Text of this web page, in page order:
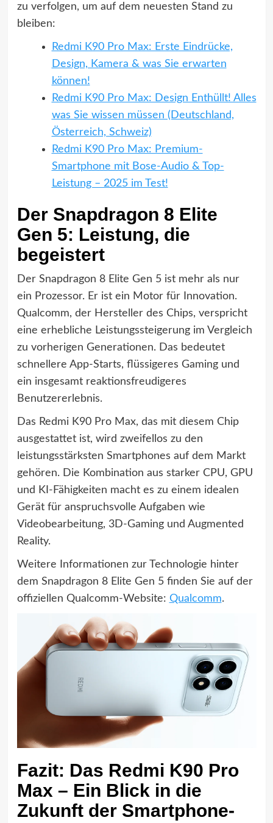
zu verfolgen, um auf dem neuesten Stand zu
bleiben:
Redmi K90 Pro Max: Erste Eindrücke,
Design, Kamera & was Sie erwarten
können!
Redmi K90 Pro Max: Design Enthüllt! Alles
was Sie wissen müssen (Deutschland,
Österreich, Schweiz)
Redmi K90 Pro Max: Premium-
Smartphone mit Bose-Audio & Top-
Leistung – 2025 im Test!
Der Snapdragon 8 Elite
Gen 5: Leistung, die
begeistert
Der Snapdragon 8 Elite Gen 5 ist mehr als nur
ein Prozessor. Er ist ein Motor für Innovation.
Qualcomm, der Hersteller des Chips, verspricht
eine erhebliche Leistungssteigerung im Vergleich
zu vorherigen Generationen. Das bedeutet
schnellere App-Starts, flüssigeres Gaming und
ein insgesamt reaktionsfreudigeres
Benutzererlebnis.
Das Redmi K90 Pro Max, das mit diesem Chip
ausgestattet ist, wird zweifellos zu den
leistungsstärksten Smartphones auf dem Markt
gehören. Die Kombination aus starker CPU, GPU
und KI-Fähigkeiten macht es zu einem idealen
Gerät für anspruchsvolle Aufgaben wie
Videobearbeitung, 3D-Gaming und Augmented
Reality.
Weitere Informationen zur Technologie hinter
dem Snapdragon 8 Elite Gen 5 finden Sie auf der
offiziellen Qualcomm-Website: Qualcomm.
Fazit: Das Redmi K90 Pro
Max – Ein Blick in die
Zukunft der Smartphone-